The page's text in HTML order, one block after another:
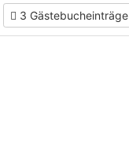
3 Gästebucheinträge